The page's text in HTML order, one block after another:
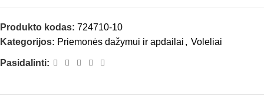
Produkto kodas: 724710-10
Kategorijos: Priemonės dažymui ir apdailai , Voleliai
Pasidalinti: